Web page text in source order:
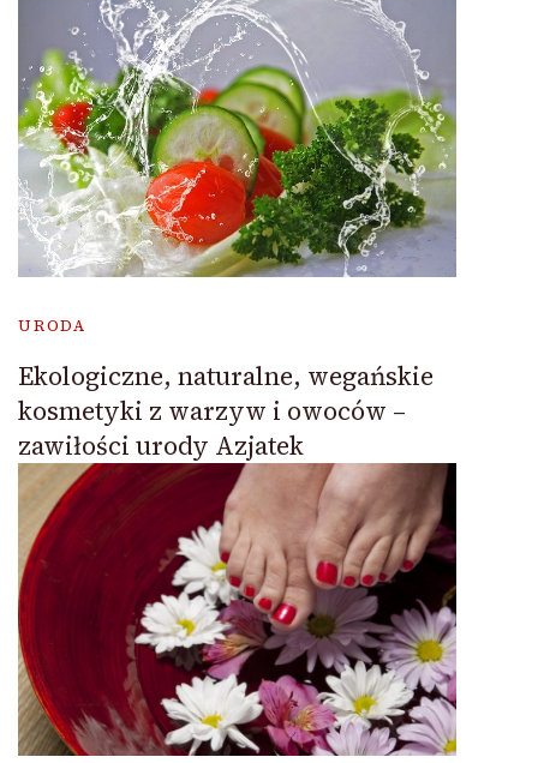
URODA
Ekologiczne, naturalne, wegańskie
kosmetyki z warzyw i owoców –
zawiłości urody Azjatek